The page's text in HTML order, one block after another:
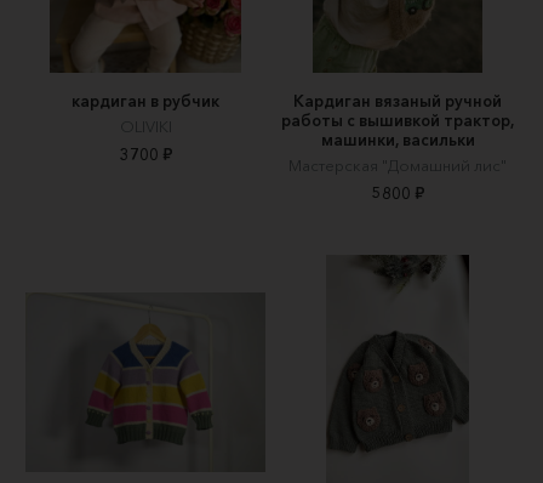
кардиган в рубчик
3700 ₽
Кардиган вязаный ручной
работы с вышивкой трактор,
машинки, васильки
Мастерская "Домашний лис"
5800 ₽